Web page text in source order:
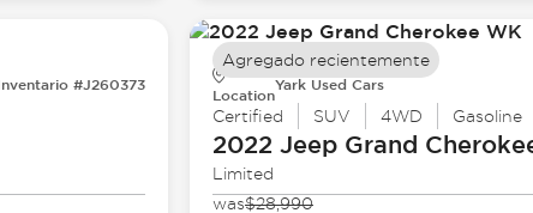
#J260373
Location
Yark Used Cars
Certified SUV 4WD Gasoline
2022 JeepGrand
Limited
was$28,990
Agregado recientemente